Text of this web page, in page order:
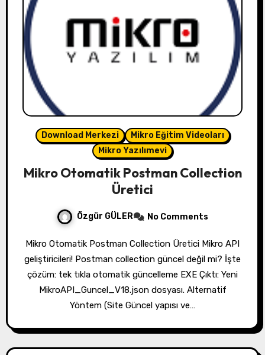
Download Merkezi
Mikro Eğitim Videoları
Mikro Yazılımevi
Mikro Otomatik Postman Collection
Üretici
Özgür GÜLER No Comments
Mikro Otomatik Postman Collection Üretici Mikro API
geliştiricileri! Postman collection güncel değil mi? İşte
çözüm: tek tıkla otomatik güncelleme EXE Çıktı: Yeni
MikroAPI_Guncel_V18.json dosyası. Alternatif
Yöntem (Site Güncel yapısı ve…